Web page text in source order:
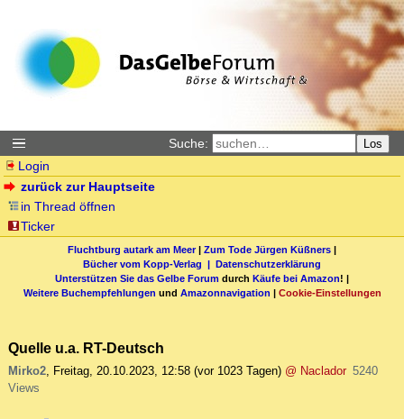
Suche: Los
Login
zurück zur Hauptseite
in Thread öffnen
Ticker
Fluchtburg autark am Meer| Zum Tode Jürgen Küßners |
Bücher vom Kopp-Verlag | Datenschutzerklärung
Unterstützen Sie das Gelbe Forum durch Käufe bei Amazon! |
Weitere Buchempfehlungen und Amazonnavigation | Cookie-Einstellungen
Quelle u.a. RT-Deutsch
Mirko2, Freitag, 20.10.2023, 12:58 (vor 1023 Tagen) @ Naclador 5240
Views